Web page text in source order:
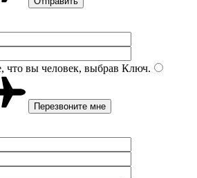
что вы человек, выбрав Ключ.